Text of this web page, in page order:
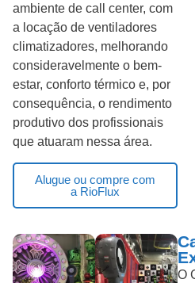
ambiente de call center, com
a locação de ventiladores
climatizadores, melhorando
consideravelmente o bem-
estar, conforto térmico e, por
consequência, o rendimento
produtivo dos profissionais
que atuaram nessa área.
Alugue ou compre com
a RioFlux
O